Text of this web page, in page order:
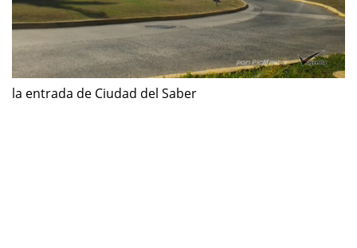
la entrada de Ciudad del Saber